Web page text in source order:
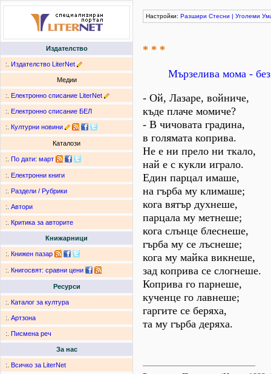
Издателство
:. Издателство LiterNet
Медии
:. Електронно списание LiterNet
:. Електронно списание БЕЛ
:. Културни новини
Каталози
:. По дати: март
:. Електронни книги
:. Раздели / Рубрики
:. Автори
:. Критика за авторите
Книжарници
:. Книжен пазар
:. Книгосвят: сравни цени
Ресурси
:. Каталог за култура
:. Артзона
:. Писмена реч
За нас
:. Всичко за LiterNet
Настройки: Разшири Стесни | Уголеми
* * *
Мързелива мома -
- Ой, Лазаре, войниче,
къде плаче момиче?
- В чичовата градина,
в голямата коприва.
Не е ни прело ни ткало,
най е с кукли играло.
Един парцал имаше,
на гърба му климаше;
кога вятър духнеше,
парцала му метнеше;
кога слънце блеснеше,
гърба му се лъснеше;
кога му майка викнеше,
зад коприва се слогнеше.
Коприва го парнеше,
кученце го лавнеше;
гаргите се беряха,
та му гърба деряха.